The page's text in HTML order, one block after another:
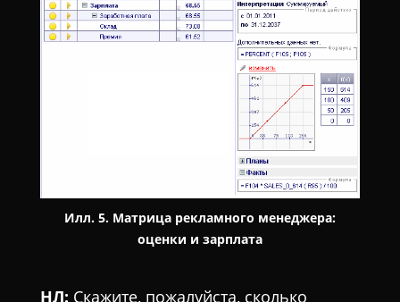
Илл. 5. Матрица рекламного менеджера:
оценки и зарплата
НЛ: Скажите, пожалуйста, сколько